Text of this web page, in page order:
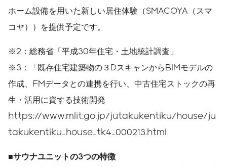
ホーム設備を用いた新しい居住体験（SMACOYA（スマ
コヤ））を提供予定です。
※2：総務省「平成30年住宅・土地統計調査」
※3：「既存住宅建築物の３DスキャンからBIMモデルの
作成、FMデータとの連携を行い、中古住宅ストックの再
生・活用に資する技術開発
https://www.mlit.go.jp/jutakukentiku/house/ju
takukentiku_house_tk4_000213.html
■サウナユニットの3つの特徴